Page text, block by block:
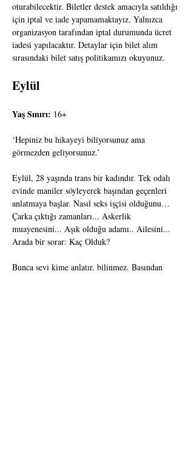
oturabilecektir. Biletler destek amacıyla satıldığı
için iptal ve iade yapamamaktayız. Yalnızca
organizasyon tarafından iptal durumunda ücret
iadesi yapılacaktır. Detaylar için bilet alım
sırasındaki bilet satış politikamızı okuyunuz.
Eylül
Yaş Sınırı: 16+
‘Hepiniz bu hikayeyi biliyorsunuz ama
görmezden geliyorsunuz.’
Eylül, 28 yaşında trans bir kadındır. Tek odalı
evinde maniler söyleyerek başından geçenleri
anlatmaya başlar. Nasıl seks işçisi olduğunu…
Çarka çıktığı zamanları... Askerlik
muayenesini... Aşık olduğu adamı.. Ailesini...
Arada bir sorar: Kaç Olduk?
Bunca şeyi kime anlatır, bilinmez. Başından